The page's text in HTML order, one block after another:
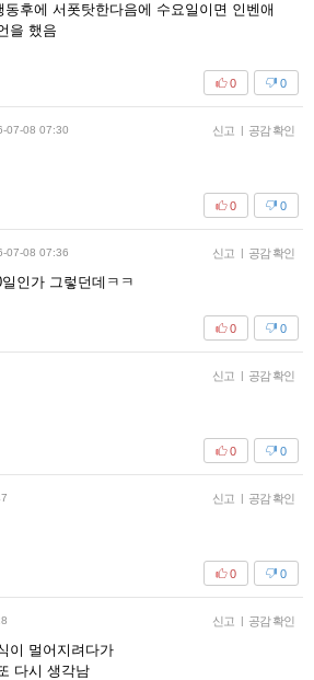
후에 서폿탓한다음에 수요일이면 인벤애
을 했음
0
0
07-08 07:30 신고 | 공감 확인
0
0
07-08 07:36 신고 | 공감 확인
인가 그렇던데ㅋㅋ
0
0
신고 | 공감 확인
0
0
신고 | 공감 확인
0
0
신고 | 공감 확인
이 멀어지려다가
다시 생각남